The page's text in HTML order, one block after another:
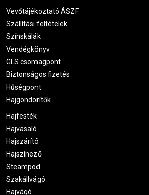
Vevőtájékoztató ÁSZF
Szállítási feltételek
Színskálák
Vendégkönyv
GLS csomagpont
Biztonságos fizetés
Hűségpont
Hajgöndörítők
Hajfesték
Hajvasaló
Hajszárító
Hajszínező
Steampod
Szakállvágó
Hajvágó